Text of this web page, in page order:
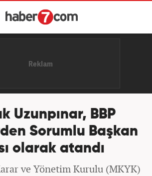
Uzunpınar, BBP
Sorumlu Başkan
olarak atandı
ve Yönetim Kurulu (MKYK)